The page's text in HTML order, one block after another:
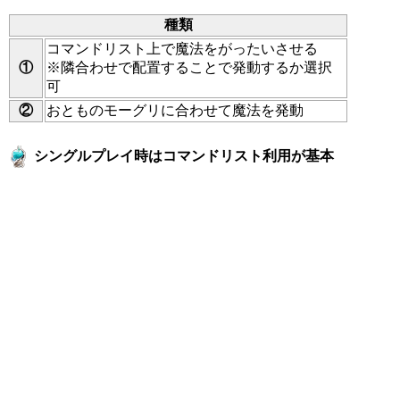
種類
①
コマンドリスト上で魔法をがったいさせる
※隣合わせで配置することで発動するか選択
可
②
おとものモーグリに合わせて魔法を発動
シングルプレイ時はコマンドリスト利用が基本